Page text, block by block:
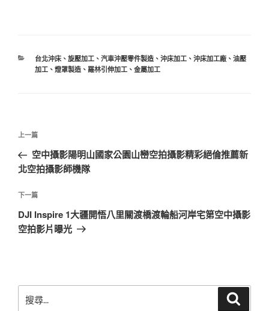
分
類
台北沖床、 旋壓加工、 汽車沖壓零件製造、 沖床加工、 沖床加工廠、 油壓
加工、 燈罩製造、 羅林引伸加工、 金屬加工
文
導
覽
上
一
篇
章
上一篇
空中攝影陽明山國家公園山巒空拍攝影精彩絕倫推薦新
北空拍攝影師機隊
下
一
篇
下一篇
DJI Inspire 1大疆開悟八里關渡橋渡輪船河岸宅第空中攝影
空拍影片曝光
尋